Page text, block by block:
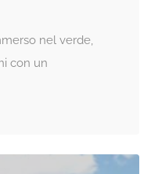
nel verde,
con un